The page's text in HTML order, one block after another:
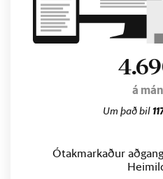
á
Um það bil
Ótakmarkaður